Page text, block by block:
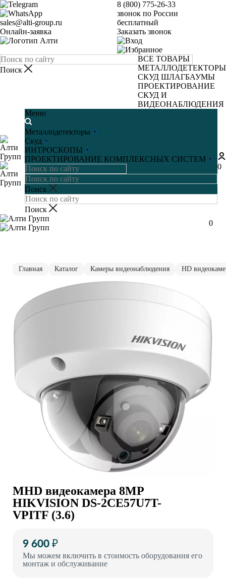
sales@alti-group.ru
Онлайн-заявка
8 (800) 775-26-33
звонок по России
бесплатный
Заказать звонок
ВСЕ ТОВАРЫ
МЕТАЛЛОДЕТЕКТОРЫ
СКУД ШЛАГБАУМЫ
ПРОЕКТИРОВАНИЕ
СКУД И
ВИДЕОНАБЛЮДЕНИЯ
Меню
Металлодетекторы
Скуд
ИНТРОСКОПЫ
ПРОЕКТИРОВАНИЕ КОМПЛЕКСНЫХ СИСТЕМ
0
0
Главная Каталог Камеры видеонаблюдения HD
MHD видеокамера 8MP
HIKVISION DS-2CE57U7T-
VPITF (3.6)
9 600 ₽
Мы можем включить в стоимость оборудования его
монтаж и обслуживание